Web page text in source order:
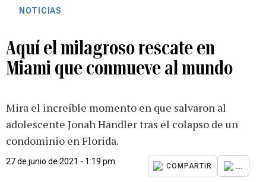
NOTICIAS
Aquí el milagroso rescate en
Miami que conmueve al mundo
Mira el increíble momento en que salvaron al
adolescente Jonah Handler tras el colapso de un
condominio en Florida.
27 de junio de 2021 - 1:19 pm
COMPARTIR ...